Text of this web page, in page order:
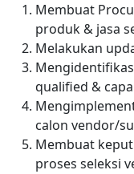
Membuat
produk & jasa
Melakukan
qualified &
calon vendor/
Membuat
proses seleksi